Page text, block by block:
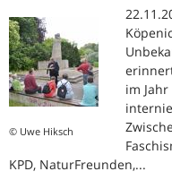
© Uwe Hiksch
im
KPD, NaturFreunden,...